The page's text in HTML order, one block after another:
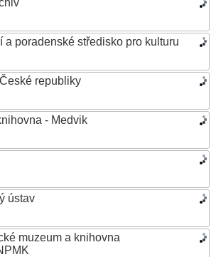
a poradenské středisko pro kulturu
republiky
- Medvik
ústav
muzeum a knihovna